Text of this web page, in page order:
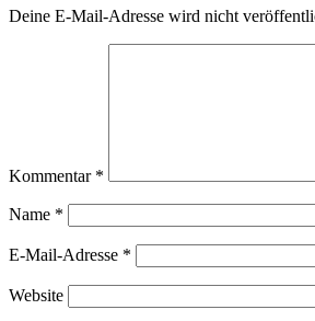
Deine E-Mail-Adresse wird nicht
Kommentar *
Name *
E-Mail-Adresse *
Website